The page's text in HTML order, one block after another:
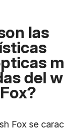
las
del
Fox se